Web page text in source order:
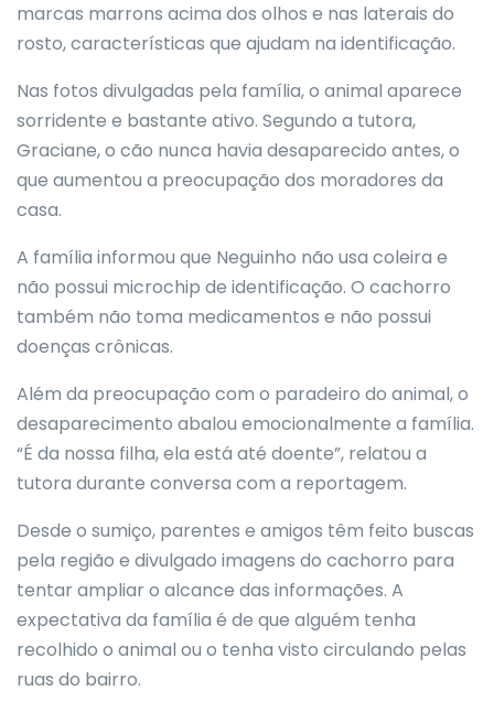
marcas marrons acima dos olhos e nas laterais do
rosto, características que ajudam na identificação.
Nas fotos divulgadas pela família, o animal aparece
sorridente e bastante ativo. Segundo a tutora,
Graciane, o cão nunca havia desaparecido antes, o
que aumentou a preocupação dos moradores da
casa.
A família informou que Neguinho não usa coleira e
não possui microchip de identificação. O cachorro
também não toma medicamentos e não possui
doenças crônicas.
Além da preocupação com o paradeiro do animal, o
desaparecimento abalou emocionalmente a família.
“É da nossa filha, ela está até doente”, relatou a
tutora durante conversa com a reportagem.
Desde o sumiço, parentes e amigos têm feito buscas
pela região e divulgado imagens do cachorro para
tentar ampliar o alcance das informações. A
expectativa da família é de que alguém tenha
recolhido o animal ou o tenha visto circulando pelas
ruas do bairro.